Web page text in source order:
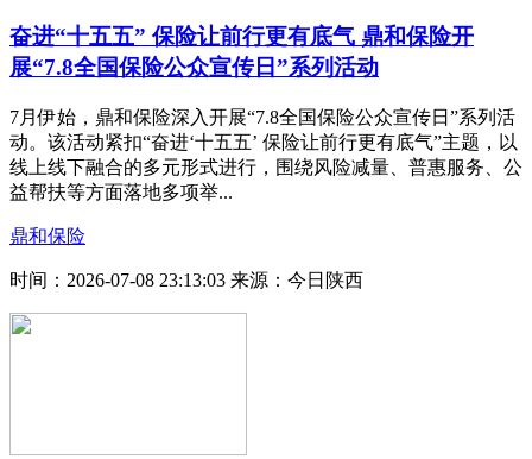
奋进“十五五” 保险让前行更有底气 鼎和保险开
展“7.8全国保险公众宣传日”系列活动
7月伊始，鼎和保险深入开展“7.8全国保险公众宣传日”系列活
动。该活动紧扣“奋进‘十五五’ 保险让前行更有底气”主题，以
线上线下融合的多元形式进行，围绕风险减量、普惠服务、公
益帮扶等方面落地多项举...
鼎和保险
时间：2026-07-08 23:13:03 来源：今日陕西